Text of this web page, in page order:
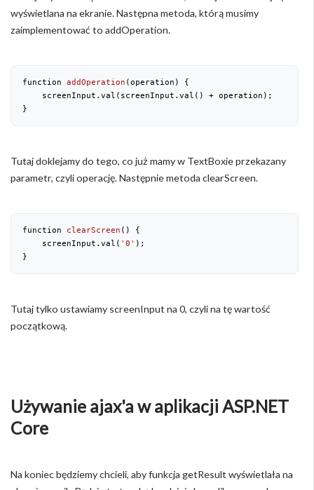
wyświetlana na ekranie. Następna metoda, którą musimy
zaimplementować to addOperation.
function addOperation (operation ) {
    screenInput.val(screenInput.val() + operation);
}
Tutaj doklejamy do tego, co już mamy w TextBoxie przekazany
parametr, czyli operację. Następnie metoda clearScreen.
function clearScreen ( ) {
    screenInput.val(
'0' );
}
Tutaj tylko ustawiamy screenInput na 0, czyli na tę wartość
początkową.
Używanie ajax'a w aplikacji ASP.NET
Core
Na koniec będziemy chcieli, aby funkcja getResult wyświetlała na